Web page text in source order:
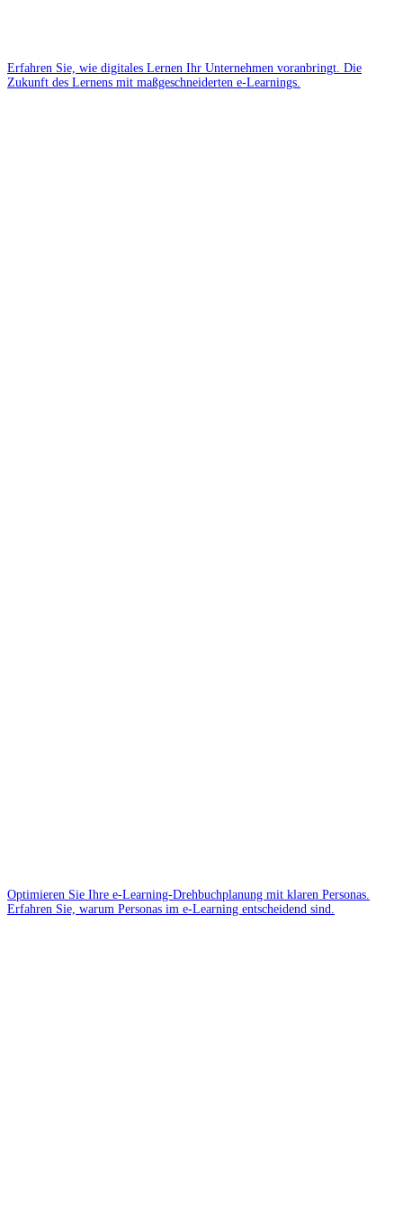
Erfahren Sie, wie digitales Lernen Ihr Unternehmen voranbringt. Die
Zukunft des Lernens mit maßgeschneiderten e-Learnings.
Optimieren Sie Ihre e-Learning-Drehbuchplanung mit klaren Personas.
Erfahren Sie, warum Personas im e-Learning entscheidend sind.